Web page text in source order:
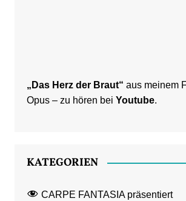
„Das Herz der Braut“ aus meinem
Opus – zu hören bei Youtube.
KATEGORIEN
CARPE FANTASIA präsentiert